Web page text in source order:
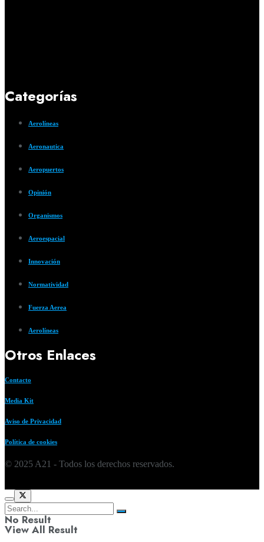
Categorías
Aerolíneas
Aeronautica
Aeropuertos
Opinión
Organismos
Aeroespacial
Innovación
Normatividad
Fuerza Aerea
Aerolíneas
Otros Enlaces
Contacto
Media Kit
Aviso de Privacidad
Política de cookies
© 2025 A21 - Todos los derechos reservados.
No Result
View All Result